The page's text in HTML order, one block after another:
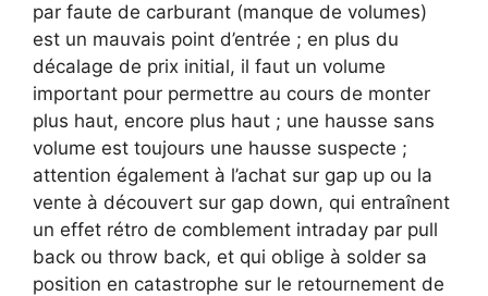
par faute de carburant (manque de volumes)
est un mauvais point d’entrée ; en plus du
décalage de prix initial, il faut un volume
important pour permettre au cours de monter
plus haut, encore plus haut ; une hausse sans
volume est toujours une hausse suspecte ;
attention également à l’achat sur gap up ou la
vente à découvert sur gap down, qui entraînent
un effet rétro de comblement intraday par pull
back ou throw back, et qui oblige à solder sa
position en catastrophe sur le retournement de